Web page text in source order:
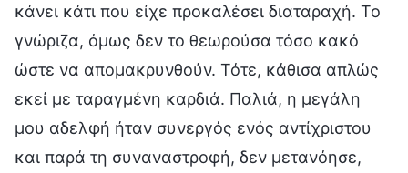
κάνει κάτι που είχε προκαλέσει διαταραχή. Το
γνώριζα, όμως δεν το θεωρούσα τόσο κακό
ώστε να απομακρυνθούν. Τότε, κάθισα απλώς
εκεί με ταραγμένη καρδιά. Παλιά, η μεγάλη
μου αδελφή ήταν συνεργός ενός αντίχριστου
και παρά τη συναναστροφή, δεν μετανόησε,